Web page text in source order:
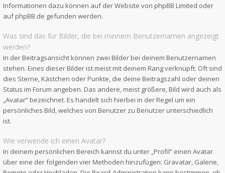
Informationen dazu können auf der Website von phpBB Limited oder
aufphpBB.de gefunden werden.
Was sind das für Bilder, die bei meinem Benutzernamen angezeigt
werden?
In der Beitragsansicht können zwei Bilder bei deinem Benutzernamen
stehen. Eines dieser Bilder ist meist mit deinem Rang verknüpft: Oft sind
dies Sterne, Kästchen oder Punkte, die deine Beitragszahl oder deinen
Status im Forum angeben. Das andere, meist größere, Bild wird auch als
„Avatar“ bezeichnet. Es handelt sich hierbei in der Regel um ein
persönliches Bild, welches von Benutzer zu Benutzer unterschiedlich
ist.
Wie verwende ich einen Avatar?
In deinem persönlichen Bereich kannst du unter „Profil“ einen Avatar
über eine der folgenden vier Methoden hinzufügen: Gravatar, Galerie,